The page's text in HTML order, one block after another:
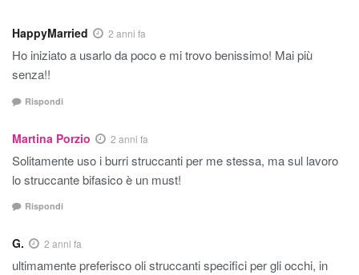
HappyMarried 2 anni fa
Ho iniziato a usarlo da poco e mi trovo benissimo! Mai più
senza!!
Rispondi
Martina Porzio 2 anni fa
Solitamente uso i burri struccanti per me stessa, ma sul lavoro
lo struccante bifasico è un must!
Rispondi
G. 2 anni fa
ultimamente preferisco oli struccanti specifici per gli occhi, in